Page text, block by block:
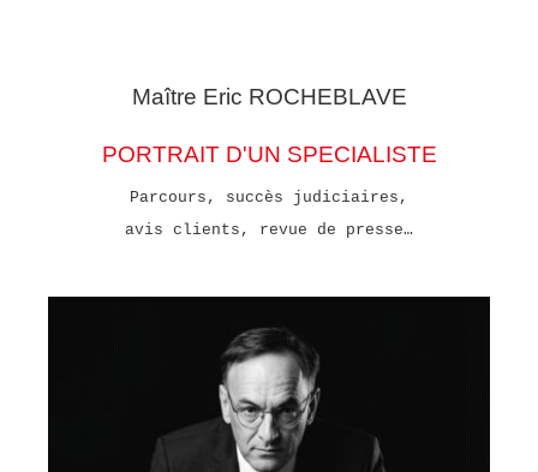
Maître Eric ROCHEBLAVE
PORTRAIT D'UN SPECIALISTE
Parcours, succès judiciaires,
avis clients, revue de presse…